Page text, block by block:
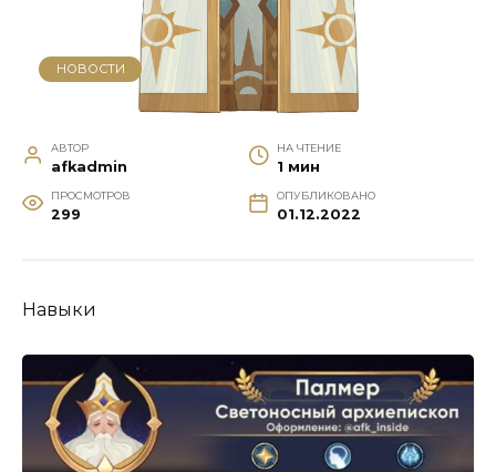
НОВОСТИ
АВТОР
afkadmin
НА ЧТЕНИЕ
1 мин
ПРОСМОТРОВ
299
ОПУБЛИКОВАНО
01.12.2022
Навыки